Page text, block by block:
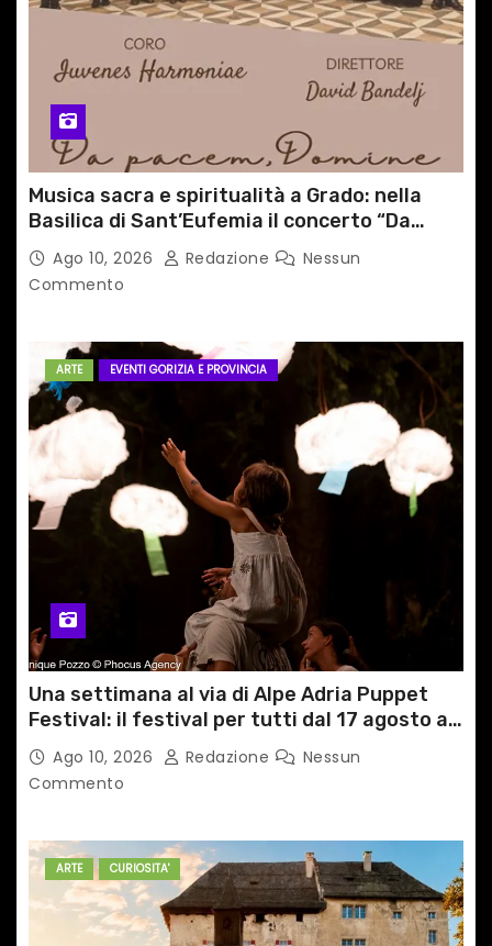
Musica sacra e spiritualità a Grado: nella
Basilica di Sant’Eufemia il concerto “Da
pacem, Domine”
Ago 10, 2026 Redazione
Nessun
Commento
ARTE EVENTI GORIZIA E PROVINCIA
Una settimana al via di Alpe Adria Puppet
Festival: il festival per tutti dal 17 agosto a
GRADO
Ago 10, 2026 Redazione
Nessun
Commento
ARTE CURIOSITA'